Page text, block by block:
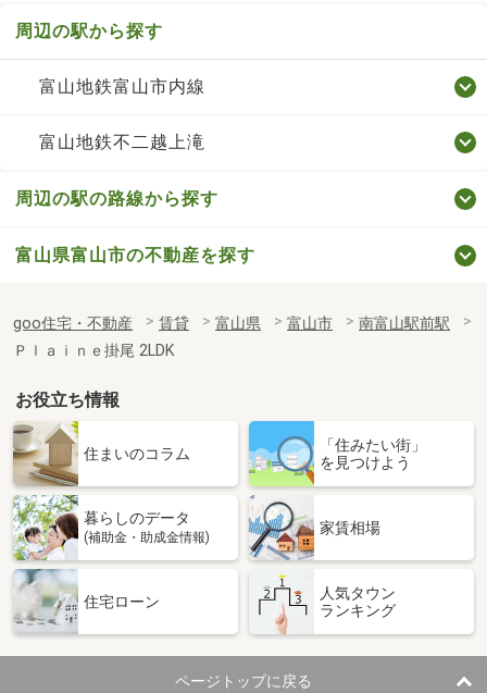
周辺の駅から探す
富山地鉄富山市内線
富山地鉄不二越上滝
周辺の駅の路線から探す
富山県富山市の不動産を探す
goo住宅・不動産 賃貸 富山県 富山市
南富山駅前駅
Ｐｌａｉｎｅ掛尾 2LDK
お役立ち情報
住まいのコラム
「住みたい街」
を見つけよう
暮らしのデータ
(補助金・助成金情報)
家賃相場
住宅ローン
人気タウン
ランキング
ページトップに戻る